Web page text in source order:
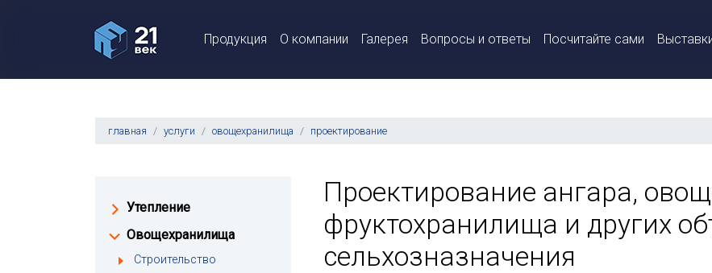
Продукция О компании Галерея Вопросы и ответы Посчитайте сами
главная услуги овощехранилища проектирование
Проектирование ангара,
фруктохранилища и других
сельхозназначения
Утепление
Овощехранилища
Строительство